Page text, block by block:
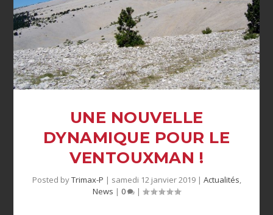
UNE NOUVELLE
DYNAMIQUE POUR LE
VENTOUXMAN !
Posted byTrimax-P | samedi 12 janvier 2019| Actualités,
News | 0 |